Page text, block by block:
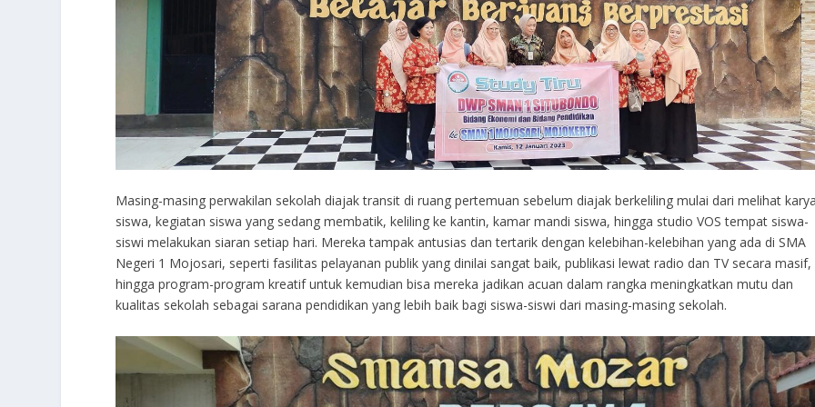
Masing-masing perwakilan sekolah diajak transit di ruang pertemuan sebelum diajak berkeliling mulai dari melihat karya
siswa, kegiatan siswa yang sedang membatik, keliling ke kantin, kamar mandi siswa, hingga studio VOS tempat siswa-
siswi melakukan siaran setiap hari. Mereka tampak antusias dan tertarik dengan kelebihan-kelebihan yang ada di SMA
Negeri 1 Mojosari, seperti fasilitas pelayanan publik yang dinilai sangat baik, publikasi lewat radio dan TV secara masif,
hingga program-program kreatif untuk kemudian bisa mereka jadikan acuan dalam rangka meningkatkan mutu dan
kualitas sekolah sebagai sarana pendidikan yang lebih baik bagi siswa-siswi dari masing-masing sekolah.SmansaMozar
Siaran di VOS
Juara DutaBaca
Medali Taekwondo